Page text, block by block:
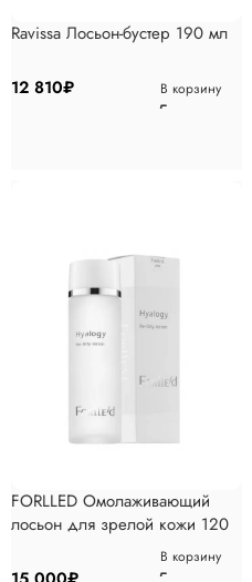
Ravissa Лосьон-бустер 190 мл
12 810₽ В корзину
FORLLED Омолаживающий
лосьон для зрелой кожи 120
В корзину